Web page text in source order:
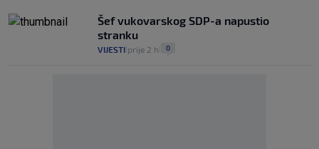
Šef vukovarskog SDP-a napustio
stranku
VIJESTI prije 2 h 0